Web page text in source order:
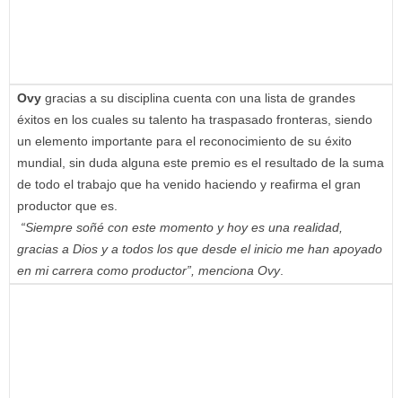
Ovy gracias a su disciplina cuenta con una lista de grandes
éxitos en los cuales su talento ha traspasado fronteras, siendo
un elemento importante para el reconocimiento de su éxito
mundial, sin duda alguna este premio es el resultado de la suma
de todo el trabajo que ha venido haciendo y reafirma el gran
productor que es.
“Siempre soñé con este momento y hoy es una realidad,
gracias a Dios y a todos los que desde el inicio me han apoyado
en mi carrera como productor”, menciona Ovy.